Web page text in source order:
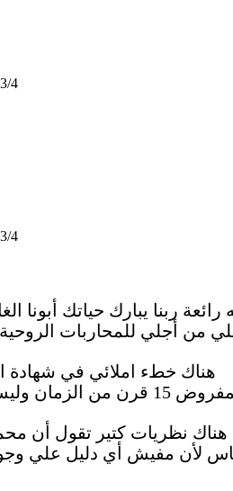
4
4
رائعة ربنا يبارك حياتك أبونا
هناك نظريات كتير تقول أن